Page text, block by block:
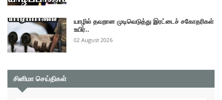
யாழில் தவறான முடிவெடுத்து இரட்டைச் சகோதரிகள்
உயிர்..
02 August 2026
சினிமா செய்திகள்